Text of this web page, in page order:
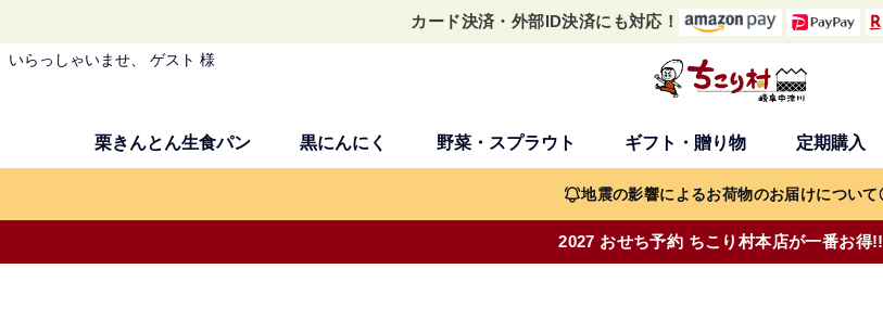
カード決済・外部ID決済にも対応！
いらっしゃいませ、 ゲスト 様
栗きんとん生食パン 黒にんにく 野菜・スプラウト ギフト・贈り物 定期購入
検索
地震の影響によるお荷物のお届けについて
2027 おせち予約 ちこり村本店が一番お得!!